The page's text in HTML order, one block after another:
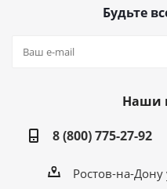
Будьте
Наши
8 (800) 775-27-92
Ростов-на-